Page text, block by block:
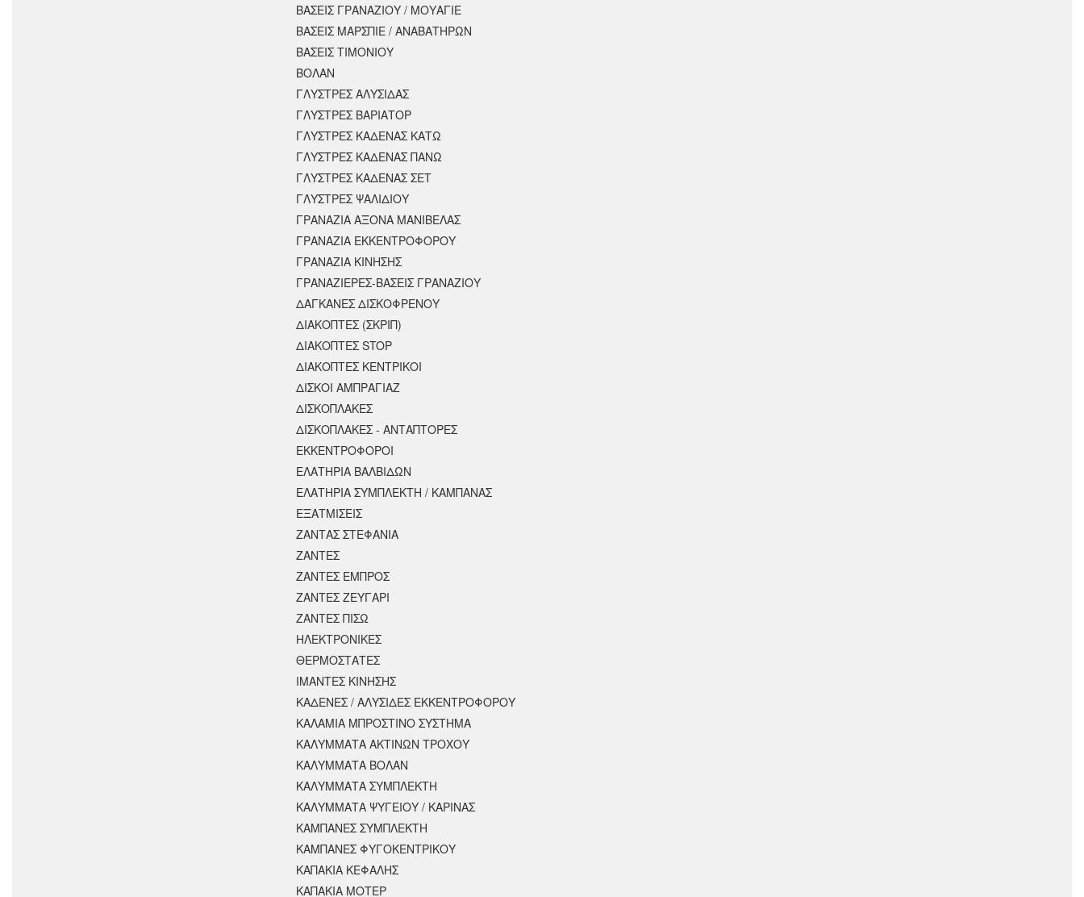
ΒΑΣΕΙΣ ΓΡΑΝΑΖΙΟΥ / ΜΟΥΑΓΙΕ
ΒΑΣΕΙΣ ΜΑΡΣΠΙΕ / ΑΝΑΒΑΤΗΡΩΝ
ΒΑΣΕΙΣ ΤΙΜΟΝΙΟΥ
ΒΟΛΑΝ
ΓΛΥΣΤΡΕΣ ΑΛΥΣΙΔΑΣ
ΓΛΥΣΤΡΕΣ ΒΑΡΙΑΤΟΡ
ΓΛΥΣΤΡΕΣ ΚΑΔΕΝΑΣ ΚΑΤΩ
ΓΛΥΣΤΡΕΣ ΚΑΔΕΝΑΣ ΠΑΝΩ
ΓΛΥΣΤΡΕΣ ΚΑΔΕΝΑΣ ΣΕΤ
ΓΛΥΣΤΡΕΣ ΨΑΛΙΔΙΟΥ
ΓΡΑΝΑΖΙΑ ΑΞΟΝΑ ΜΑΝΙΒΕΛΑΣ
ΓΡΑΝΑΖΙΑ ΕΚΚΕΝΤΡΟΦΟΡΟΥ
ΓΡΑΝΑΖΙΑ ΚΙΝΗΣΗΣ
ΓΡΑΝΑΖΙΕΡΕΣ-ΒΑΣΕΙΣ ΓΡΑΝΑΖΙΟΥ
ΔΑΓΚΑΝΕΣ ΔΙΣΚΟΦΡΕΝΟΥ
ΔΙΑΚΟΠΤΕΣ (ΣΚΡΙΠ)
ΔΙΑΚΟΠΤΕΣ STOP
ΔΙΑΚΟΠΤΕΣ ΚΕΝΤΡΙΚΟΙ
ΔΙΣΚΟΙ ΑΜΠΡΑΓΙΑΖ
ΔΙΣΚΟΠΛΑΚΕΣ
ΔΙΣΚΟΠΛΑΚΕΣ - ΑΝΤΑΠΤΟΡΕΣ
ΕΚΚΕΝΤΡΟΦΟΡΟΙ
ΕΛΑΤΗΡΙΑ ΒΑΛΒΙΔΩΝ
ΕΛΑΤΗΡΙΑ ΣΥΜΠΛΕΚΤΗ / ΚΑΜΠΑΝΑΣ
ΕΞΑΤΜΙΣΕΙΣ
ΖΑΝΤΑΣ ΣΤΕΦΑΝΙΑ
ΖΑΝΤΕΣ
ΖΑΝΤΕΣ ΕΜΠΡΟΣ
ΖΑΝΤΕΣ ΖΕΥΓΑΡΙ
ΖΑΝΤΕΣ ΠΙΣΩ
ΗΛΕΚΤΡΟΝΙΚΕΣ
ΘΕΡΜΟΣΤΑΤΕΣ
ΙΜΑΝΤΕΣ ΚΙΝΗΣΗΣ
ΚΑΔΕΝΕΣ / ΑΛΥΣΙΔΕΣ ΕΚΚΕΝΤΡΟΦΟΡΟΥ
ΚΑΛΑΜΙΑ ΜΠΡΟΣΤΙΝΟ ΣΥΣΤΗΜΑ
ΚΑΛΥΜΜΑΤΑ ΑΚΤΙΝΩΝ ΤΡΟΧΟΥ
ΚΑΛΥΜΜΑΤΑ ΒΟΛΑΝ
ΚΑΛΥΜΜΑΤΑ ΣΥΜΠΛΕΚΤΗ
ΚΑΛΥΜΜΑΤΑ ΨΥΓΕΙΟΥ / ΚΑΡΙΝΑΣ
ΚΑΜΠΑΝΕΣ ΣΥΜΠΛΕΚΤΗ
ΚΑΜΠΑΝΕΣ ΦΥΓΟΚΕΝΤΡΙΚΟΥ
ΚΑΠΑΚΙΑ ΚΕΦΑΛΗΣ
ΚΑΠΑΚΙΑ ΜΟΤΕΡ